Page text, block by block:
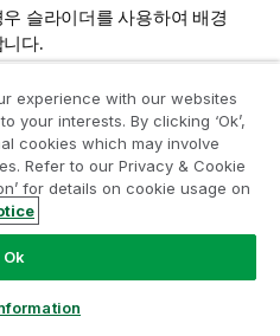
슬라이더를 사용하여 배경
다.
의 배경색을 사용자 지정합니
experience with our websites
your interests. By clicking ‘Ok’,
cookies which may involve
Refer to our Privacy & Cookie
for details on cookie usage on
Ok